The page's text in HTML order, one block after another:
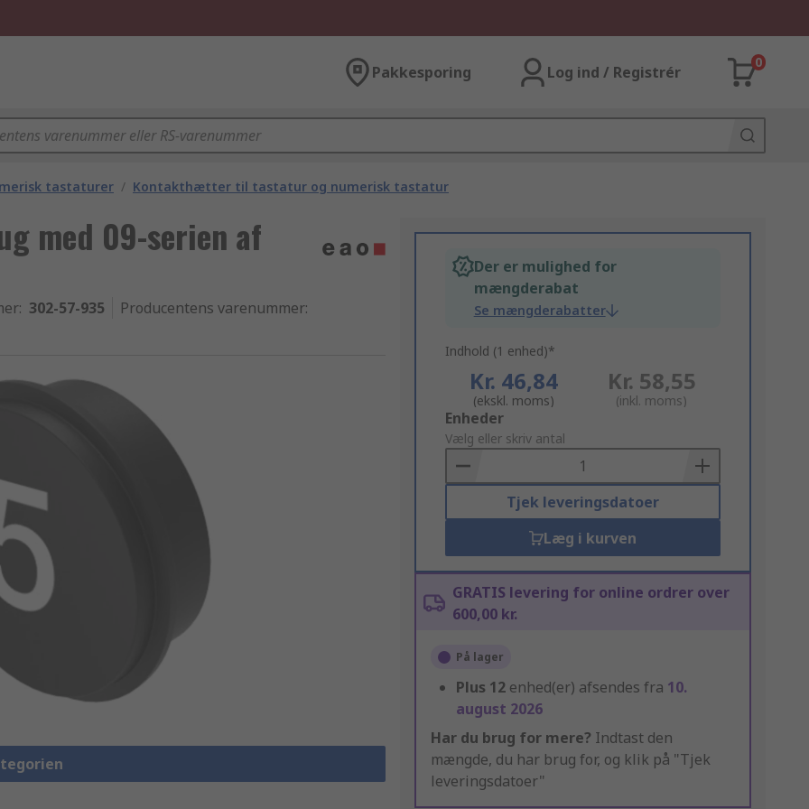
Pakkesporing Log ind / Registrér
0
tastaturer / Kontakthætter til tastatur og numerisk tastatur
med 09-serien af
: 302-57-935 Producentens varenummer:
Der er mulighed for
mængderabat
Se mængderabatter
Indhold (1 enhed)*
Kr. 46,84
(ekskl. moms)
Kr. 58,55
(inkl. moms)
Add
to
Basket
Enheder
Vælg eller skriv antal
Tjek leveringsdatoer
Læg i kurven
GRATIS levering for online ordrer over
600,00 kr.
På lager
Plus 12 enhed(er) afsendes fra 10.
august 2026
Har du brug for mere? Indtast den
mængde, du har brug for, og klik på "Tjek
leveringsdatoer"